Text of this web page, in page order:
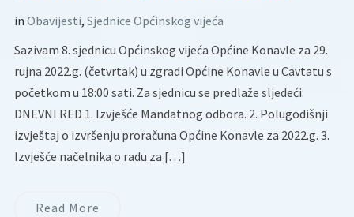
in Obavijesti, Sjednice Općinskog vijeća
Sazivam 8. sjednicu Općinskog vijeća Općine Konavle za 29.
rujna 2022.g. (četvrtak) u zgradi Općine Konavle u Cavtatu s
početkom u 18:00 sati. Za sjednicu se predlaže sljedeći:
DNEVNI RED 1. Izvješće Mandatnog odbora. 2. Polugodišnji
izvještaj o izvršenju proračuna Općine Konavle za 2022.g. 3.
Izvješće načelnika o radu za […]
Read More